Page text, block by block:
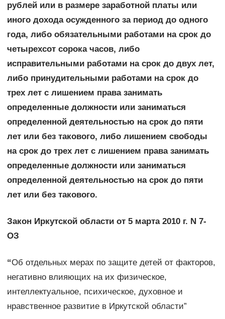
рублей или в размере заработной платы или
иного дохода осужденного за период до одного
года, либо обязательными работами на срок до
четырехсот сорока часов, либо
исправительными работами на срок до двух лет,
либо принудительными работами на срок до
трех лет с лишением права занимать
определенные должности или заниматься
определенной деятельностью на срок до пяти
лет или без такового, либо лишением свободы
на срок до трех лет с лишением права занимать
определенные должности или заниматься
определенной деятельностью на срок до пяти
лет или без такового.
Закон Иркутской области от 5 марта 2010 г. N 7-
ОЗ
“Об отдельных мерах по защите детей от факторов,
негативно влияющих на их физическое,
интеллектуальное, психическое, духовное и
нравственное развитие в Иркутской области”